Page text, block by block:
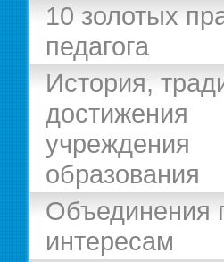
10 золотых
педагога
История,
достижения
учреждения
образования
Объединения
интересам